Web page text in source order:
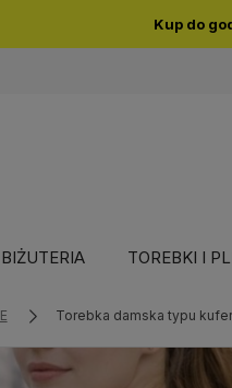
Kup do
BIŻUTERIA TOREBKI I
Torebka damska typu